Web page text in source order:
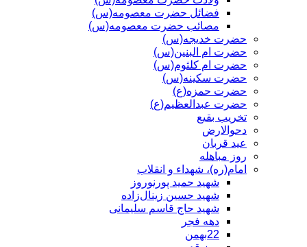
فضائل حضرت معصومه(س)
مصائب حضرت معصومه(س)
حضرت خدیجه(س)
حضرت ام البنین(س)
حضرت ام کلثوم(س)
حضرت سکینه(س)
حضرت حمزه(ع)
حضرت عبدالعظیم(ع)
تخریب بقیع
دحوالارض
عید قربان
روز مباهله
امام(ره)، شهداء و انقلاب
شهید حمید پورنوروز
شهید حسین زینال‌زاده
شهید حاج قاسم سلیمانی
دهه فجر
22بهمن